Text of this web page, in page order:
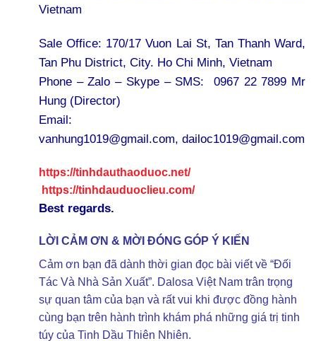
Vietnam
Sale Office: 170/17 Vuon Lai St, Tan Thanh Ward,
Tan Phu District, City. Ho Chi Minh, Vietnam
Phone – Zalo – Skype – SMS: 0967 22 7899 Mr
Hung (Director)
Email:
vanhung1019@gmail.com, dailoc1019@gmail.com
https://tinhdauthaoduoc.net/
https://tinhdauduoclieu.com/
Best regards.
LỜI CẢM ƠN & MỜI ĐÓNG GÓP Ý KIẾN
Cảm ơn bạn đã dành thời gian đọc bài viết về “Đối
Tác Và Nhà Sản Xuất”. Dalosa Việt Nam trân trọng
sự quan tâm của bạn và rất vui khi được đồng hành
cùng bạn trên hành trình khám phá những giá trị tinh
túy của Tinh Dầu Thiên Nhiên.